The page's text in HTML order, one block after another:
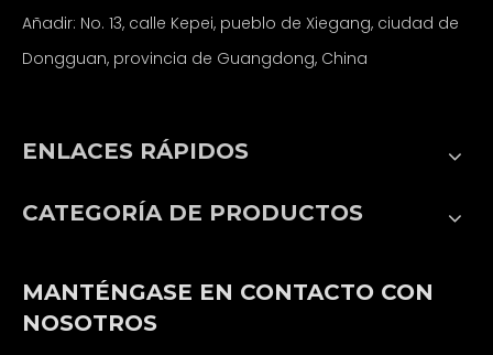
Añadir: No. 13, calle Kepei, pueblo de Xiegang, ciudad de
Dongguan, provincia de Guangdong, China
ENLACES RÁPIDOS
CATEGORÍA DE PRODUCTOS
MANTÉNGASE EN CONTACTO CON
NOSOTROS